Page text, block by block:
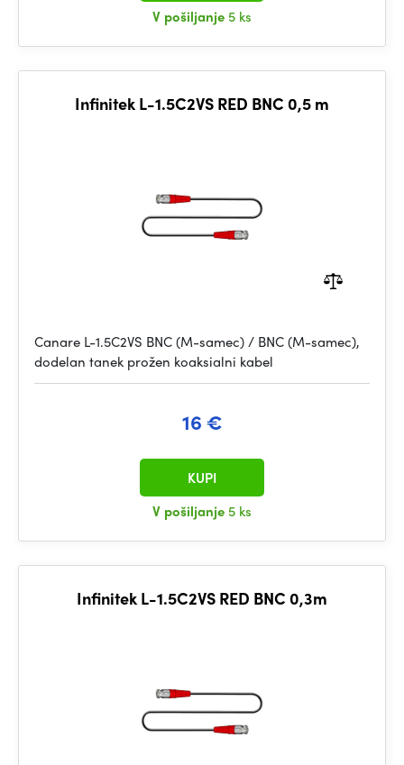
V pošiljanje 5 ks
Infinitek L-1.5C2VS RED BNC 0,5 m
Canare L-1.5C2VS BNC (M-samec) / BNC (M-samec),
dodelan tanek prožen koaksialni kabel
16 €
V pošiljanje 5 ks
KUPI
Infinitek L-1.5C2VS RED BNC 0,3m